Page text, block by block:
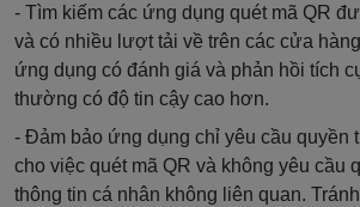
- Tìm kiếm các ứng dụng quét mã QR
và có nhiều lượt tải về trên các cửa
ứng dụng có đánh giá và phản hồi tích
thường có độ tin cậy cao hơn.
- Đảm bảo ứng dụng chỉ yêu cầu quyền
cho việc quét mã QR và không yêu cầu
thông tin cá nhân không liên quan.